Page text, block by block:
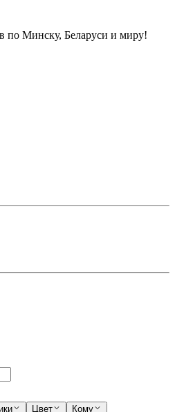
по Минску, Беларуси и миру!
Цвет
Кому